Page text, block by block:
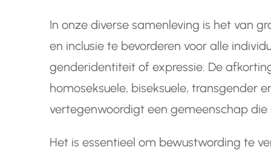
In onze diverse samenleving is het van
en inclusie te bevorderen voor alle
genderidentiteit of expressie. De
homoseksuele, biseksuele, transgender
vertegenwoordigt een gemeenschap
Het is essentieel om bewustwording te